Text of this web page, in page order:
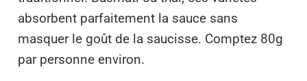
absorbent parfaitement la sauce sans
masquer le goût de la saucisse. Comptez 80g
par personne environ.